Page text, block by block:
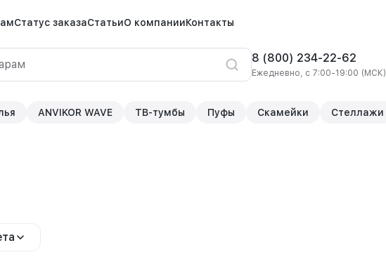
Статус заказаСтатьиО компанииКонтакты
8 (800) 234-22-62
Ежедневно, с 7:00-19:00 (МСК)
ANVIKOR WAVE ТВ-тумбы Пуфы Скамейки Стеллажи